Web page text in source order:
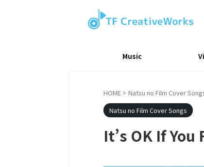
Music
HOME > Natsu no Film Cover
Natsu no Film Cover Songs
It’s OK If